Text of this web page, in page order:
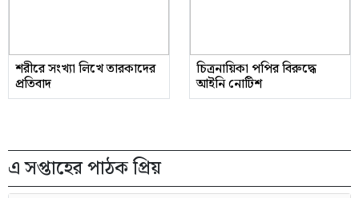
শরীরে সংখ্যা লিখে তারকাদের
প্রতিবাদ
চিত্রনায়িকা পপির বিরুদ্ধে
আইনি নোটিশ
এ সপ্তাহের পাঠক প্রিয়